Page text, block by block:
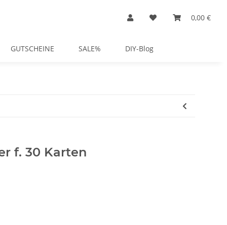
0,00 €
GUTSCHEINE SALE% DIY-Blog
f. 30 Karten